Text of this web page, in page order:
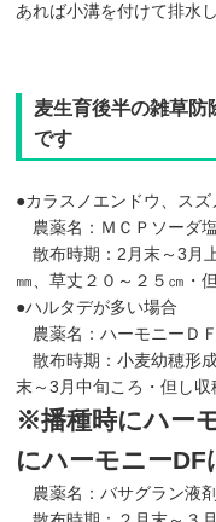
あれば小溝を付けて排水
麦生育後半の雑草防
です
●カラスノエンドウ、ス
農薬名：ＭＣＰソーダ塩
散布時期：2月末～3月
㎜、草丈２０～２５㎝・
●ハルタデが多い場合
農薬名：ハーモニーＤＦ
散布時期：小麦幼穂形
末～3月中旬ころ・但し収
※播種時にハー
にハーモニーDF
農薬名：バサグラン液剤